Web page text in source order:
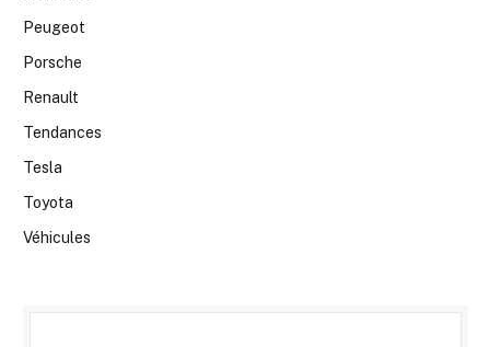
Peugeot
Porsche
Renault
Tendances
Tesla
Toyota
Véhicules